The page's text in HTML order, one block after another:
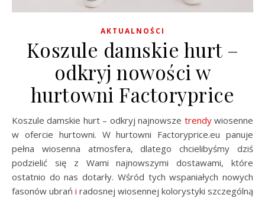
AKTUALNOŚCI
Koszule damskie hurt –
odkryj nowości w
hurtowni Factoryprice
Koszule damskie hurt – odkryj najnowsze trendywiosenne
w ofercie hurtowni. W hurtowni Factoryprice.eu panuje
pełna wiosenna atmosfera, dlatego chcielibyśmy dziś
podzielić się z Wami najnowszymi dostawami, które
ostatnio do nas dotarły. Wśród tych wspaniałych nowych
fasonów ubrań i radosnej wiosennej kolorystyki szczególną